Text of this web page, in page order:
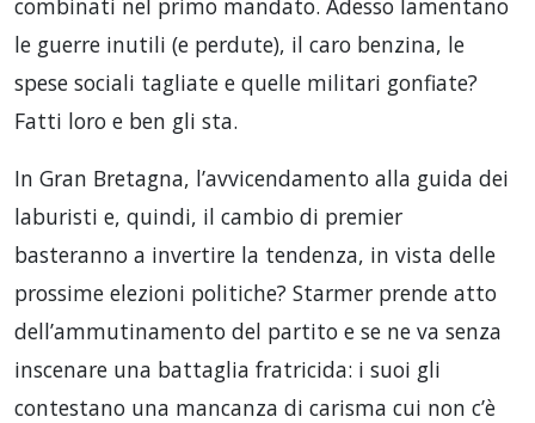
le guerre inutili (e perdute), il caro benzina, le
spese sociali tagliate e quelle militari gonfiate?
Fatti loro e ben gli sta.
In Gran Bretagna, l’avvicendamento alla guida dei
laburisti e, quindi, il cambio di premier
basteranno a invertire la tendenza, in vista delle
prossime elezioni politiche? Starmer prende atto
dell’ammutinamento del partito e se ne va senza
inscenare una battaglia fratricida: i suoi gli
contestano una mancanza di carisma cui non c’è